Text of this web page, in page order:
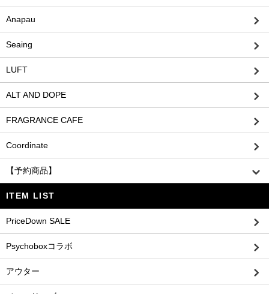
Anapau
Seaing
LUFT
ALT AND DOPE
FRAGRANCE CAFE
Coordinate
【予約商品】
ITEM LIST
PriceDown SALE
Psychoboxコラボ
アウター